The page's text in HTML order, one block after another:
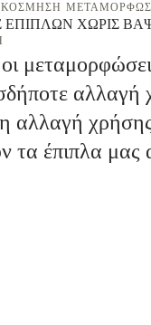
ΕΠΊΠΛΩΝ ΧΩΡΊΣ
αλλαγή
τα έπιπλα μας